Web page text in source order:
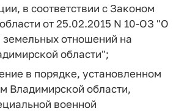
в соответствии с Законом
от 25.02.2015 N 10-ОЗ "О
земельных отношений на
области";
в порядке, установленном
Владимирской области,
военной